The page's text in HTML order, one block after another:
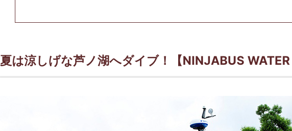
夏は涼しげな芦ノ湖へダイブ！【NINJABUS WATER